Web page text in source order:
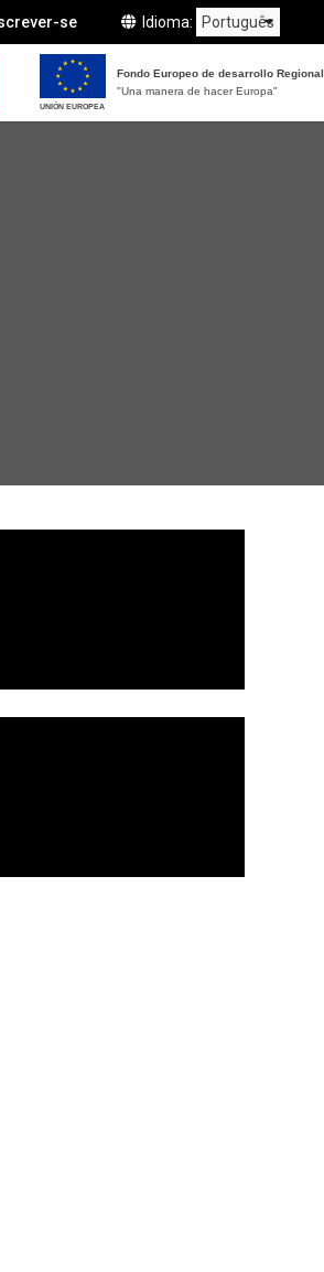
se Idioma
UNIÓN EUROPEA
Fondo Europeo de desarrollo Regional
"Una manera de hacer Europa"